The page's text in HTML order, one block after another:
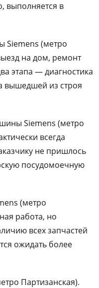
выполняется в
Siemens (метро
на дом, ремонт
этапа — диагностика
вышедшей из строя
Siemens (метро
всегда
не пришлось
посудомоечную
(метро
работа, но
всех запчастей
ожидать более
Партизанская).